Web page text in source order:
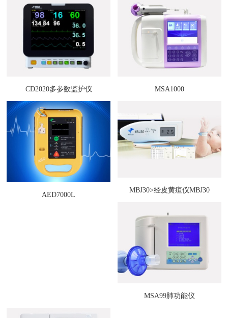
CD2020多参数监护仪 MSA1000
AED7000L
MBJ30>经皮黄疸仪MBJ30
MSA99肺功能仪